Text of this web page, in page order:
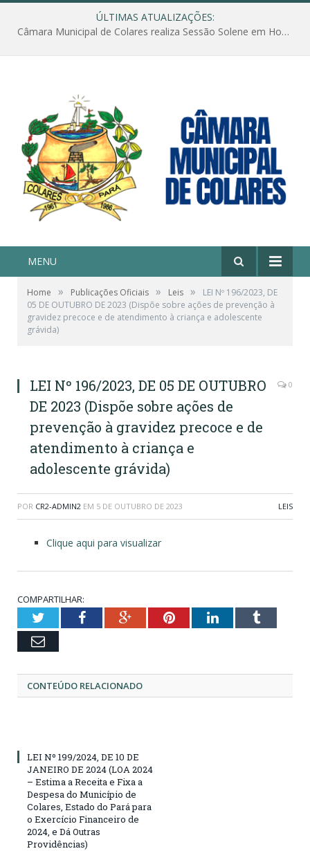
ÚLTIMAS ATUALIZAÇÕES:
Câmara Municipal de Colares realiza Sessão Solene em Homenagem ao Dia das Mães
MENU
Home » Publicações Oficiais » Leis »
LEI Nº 196/2023, DE
05 DE OUTUBRO DE 2023 (Dispõe sobre ações de prevenção à
gravidez precoce e de atendimento à criança e adolescente
grávida)
LEI Nº 196/2023, DE 05 DE OUTUBRO
DE 2023 (Dispõe sobre ações de
prevenção à gravidez precoce e de
atendimento à criança e
adolescente grávida)
0
POR CR2-ADMIN2 EM 5 DE OUTUBRO DE 2023 LEIS
Clique aqui para visualizar
COMPARTILHAR:
TwitterFacebookGoogle+PinterestLinkedInTumblr
Email
CONTEÚDO RELACIONADO
LEI Nº 199/2024, DE 10 DE
JANEIRO DE 2024 (LOA 2024
– Estima a Receita e Fixa a
Despesa do Município de
Colares, Estado do Pará para
o Exercício Financeiro de
2024, e Dá Outras
Providências)